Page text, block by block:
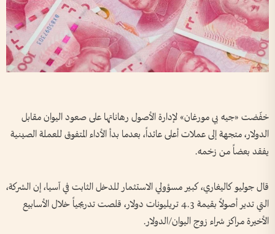
خفّضت «جيه بي مورغان» لإدارة الأصول رهاناتها على صعود اليوان مقابل
الدولار، متجهة إلى عملات أعلى عائداً، بعدما بدأ الأداء المتفوق للعملة الصينية
يفقد بعضاً من زخمه.
قال جوليو كاليغاري، كبير مسؤولي الاستثمار للدخل الثابت في آسيا، إن الشركة،
التي تدير أصولاً بقيمة 4.3 تريليونات دولار، قلصت تدريجياً خلال الأسابيع
الأخيرة مراكز شراء زوج اليوان/الدولار.